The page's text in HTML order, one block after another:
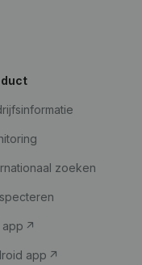
zoeken
app
app